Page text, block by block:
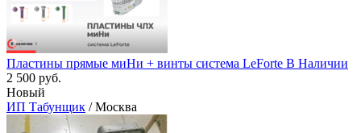
Пластины прямые миНи + винты система LeForte В Наличии
2 500 руб.
Новый
ИП Табунщик / Москва